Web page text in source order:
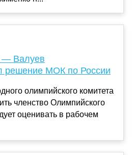
— Валуев
решение МОК по России
олимпийского комитета
членство Олимпийского
оценивать в рабочем